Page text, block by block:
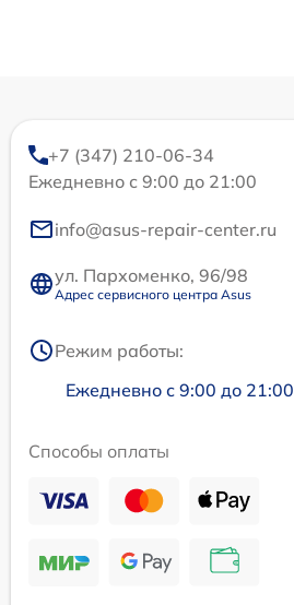
+7 (347) 210-06-34
Ежедневно с 9:00 до 21:00
info@asus-repair-center.ru
ул. Пархоменко, 96/98
Адрес сервисного центра Asus
Режим работы:
Ежедневно с 9:00 до 21:00
Способы оплаты